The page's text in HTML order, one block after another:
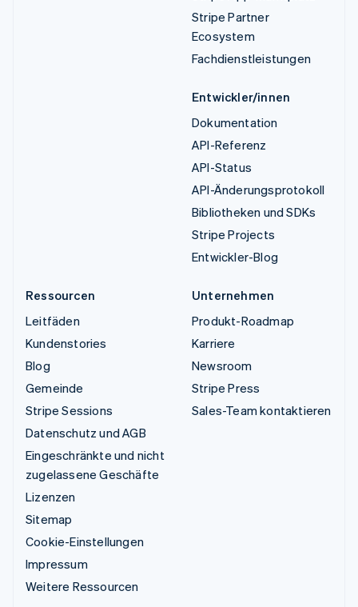
Stripe Partner
Ecosystem
Fachdienstleistungen
Entwickler/innen
Dokumentation
API-Referenz
API-Status
API-Änderungsprotokoll
Bibliotheken und SDKs
Stripe Projects
Entwickler-Blog
Ressourcen
Leitfäden
Kundenstories
Blog
Gemeinde
Stripe Sessions
Datenschutz und AGB
Eingeschränkte und nicht
zugelassene Geschäfte
Lizenzen
Sitemap
Cookie-Einstellungen
Impressum
Weitere Ressourcen
Unternehmen
Produkt-Roadmap
Karriere
Newsroom
Stripe Press
Sales-Team kontaktieren